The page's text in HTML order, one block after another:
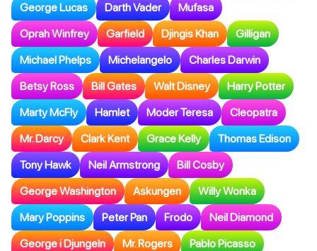
George Lucas Darth Vader Mufasa
Oprah Winfrey Garfield Djingis Khan Gilligan
Michael Phelps Michelangelo Charles Darwin
Betsy Ross Bill Gates Walt Disney Harry Potter
Marty McFly Hamlet Moder Teresa Cleopatra
Mr. Darcy Clark Kent Grace Kelly Thomas Edison
Tony Hawk Neil Armstrong Bill Cosby
George Washington Askungen Willy Wonka
Mary Poppins Peter Pan Frodo Neil Diamond
George i Djungeln Mr. Rogers Pablo Picasso